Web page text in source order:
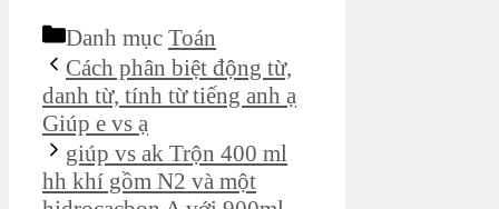
Danh mục Toán
Cách phân biệt động từ,
danh từ, tính từ tiếng anh ạ
Giúp e vs ạ
giúp vs ak Trộn 400 ml
hh khí gồm N2 và một